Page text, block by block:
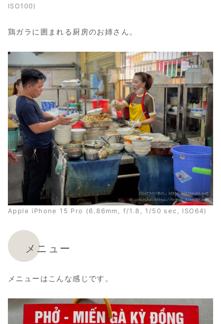
ISO100)
鶏ガラに囲まれる厨房のお姉さん。
Apple iPhone 15 Pro (6.86mm, f/1.8, 1/50 sec, ISO64)
メニュー
メニューはこんな感じです。